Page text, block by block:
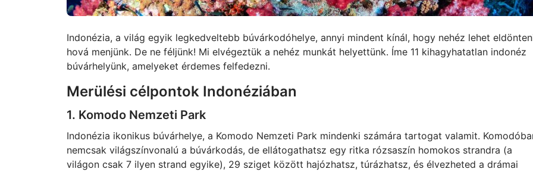
Indonézia, a világ egyik legkedveltebb búvárkodóhelye, annyi mindent kínál, hogy nehéz lehet
hová menjünk. De ne féljünk! Mi elvégeztük a nehéz munkát helyettünk. Íme 11 kihagyhatatlan indonéz
búvárhelyünk, amelyeket érdemes felfedezni.
Merülési célpontok Indonéziában
1. Komodo Nemzeti Park
Indonézia ikonikus búvárhelye, a Komodo Nemzeti Park mindenki számára tartogat valamit.
nemcsak világszínvonalú a búvárkodás, de ellátogathatsz egy ritka rózsaszín homokos strandra (a
világon csak 7 ilyen strand egyike), 29 sziget között hajózhatsz, túrázhatsz, és élvezheted a drámai